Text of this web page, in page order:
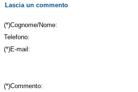
Lascia un commento
(*)Cognome/Nome:
Telefono:
(*)E-mail:
(*)Commento: